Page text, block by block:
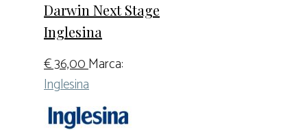
Darwin Next Stage
Inglesina
€36,00Marca:
Inglesina